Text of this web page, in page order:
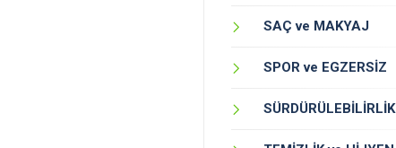
SAÇ ve MAKYAJ
SPOR ve EGZERSİZ
SÜRDÜRÜLEBİLİRLİK